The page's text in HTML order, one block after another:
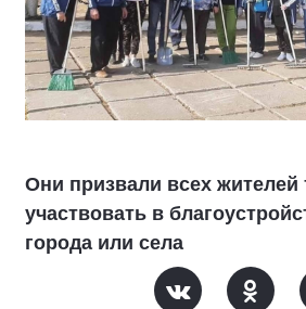
Они призвали всех жителей
участвовать в
города или села